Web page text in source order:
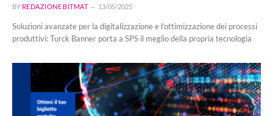
BY REDAZIONE BITMAT 13/05/2025
Soluzioni avanzate per la digitalizzazione e l’ottimizzazione dei processi
produttivi: Turck Banner porta a SPS il meglio della propria tecnologia